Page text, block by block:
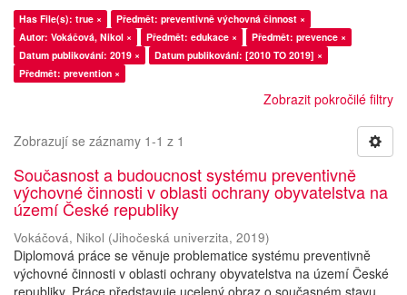
Has File(s): true ×
Předmět: preventivně výchovná činnost ×
Autor: Vokáčová, Nikol ×
Předmět: edukace ×
Předmět: prevence ×
Datum publikování: 2019 ×
Datum publikování: [2010 TO 2019] ×
Předmět: prevention ×
Zobrazit pokročilé filtry
Zobrazují se záznamy 1-1 z 1
Současnost a budoucnost systému preventivně
výchovné činnosti v oblasti ochrany obyvatelstva na
území České republiky
Vokáčová, Nikol (Jihočeská univerzita, 2019)
Diplomová práce se věnuje problematice systému preventivně
výchovné činnosti v oblasti ochrany obyvatelstva na území České
republiky. Práce představuje ucelený obraz o současném stavu